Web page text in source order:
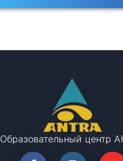
Образовательный центр